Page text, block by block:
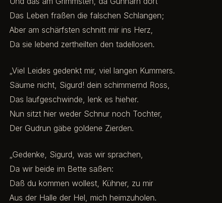
Das Leben fraßen die falschen Schlangen;
Aber am schärfsten schnitt mir ins Herz,
Da sie lebend zertheilten den tadellosen.
„Viel Leides gedenkt mir, viel langen Kummers.
Säume nicht, Sigurd! dein schimmernd Ross,
Das laufgeschwinde, lenk es hieher.
Nun sitzt hier weder Schnur noch Tochter,
Der Gudrun gäbe goldene Zierden.
„Gedenke, Sigurd, was wir sprachen,
Da wir beide im Bette saßen:
Daß du kommen wollest, Kühner, zu mir
Aus der Halle der Hel, mich heimzuholen.